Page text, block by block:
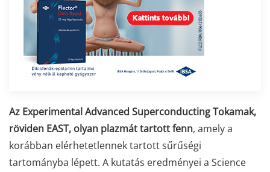
Az Experimental Advanced Superconducting Tokamak,
röviden EAST, olyan plazmát tartott fenn, amely a
korábban elérhetetlennek tartott sűrűségi
tartományba lépett. A kutatás eredményei a Science